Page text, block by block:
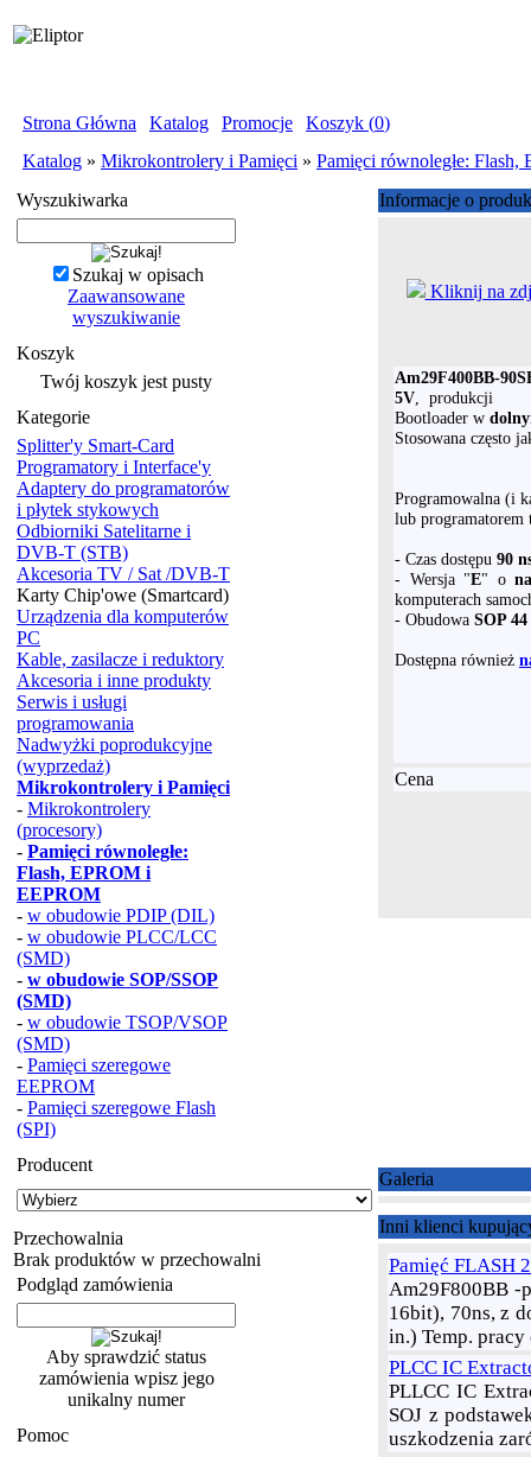
Strona Główna Katalog Promocje Koszyk (0)
Katalog » Mikrokontrolery i Pamięci » Pamięci równoległe:
Wyszukiwarka
Szukaj w opisach
Zaawansowane
wyszukiwanie
Koszyk
Twój koszyk jest pusty
Kategorie
Splitter'y Smart-Card
Programatory i Interface'y
Adaptery do programatorów
i płytek stykowych
Odbiorniki Satelitarne i
DVB-T (STB)
Akcesoria TV / Sat /DVB-T
Karty Chip'owe (Smartcard)
Urządzenia dla komputerów
PC
Kable, zasilacze i reduktory
Akcesoria i inne produkty
Serwis i usługi
programowania
Nadwyżki poprodukcyjne
(wyprzedaż)
Mikrokontrolery i Pamięci
- Mikrokontrolery
(procesory)
- Pamięci równoległe:
Flash, EPROM i
EEPROM
- w obudowie PDIP (DIL)
- w obudowie PLCC/LCC
(SMD)
- w obudowie SOP/SSOP
(SMD)
- w obudowie TSOP/VSOP
(SMD)
- Pamięci szeregowe
EEPROM
- Pamięci szeregowe Flash
(SPI)
Producent
Przechowalnia
Brak produktów w przechowalni
Podgląd zamówienia
Aby sprawdzić status
zamówienia wpisz jego
unikalny numer
Pomoc
Informacje o
Kliknij na
Am29F400BB-
5V , produkcji
Bootloader w
Stosowana często
Programowalna (i
lub programatorem
- Czas dostępu 90
- Wersja "E" o
komputerach
- Obudowa SOP 44
Dostępna również
Cena
Galeria
Inni klienci
Pamięć FLASH
Am29F800BB -
16bit), 70ns, z
in.) Temp. pracy
PLCC IC
PLLCC IC
SOJ z
uszkodzenia